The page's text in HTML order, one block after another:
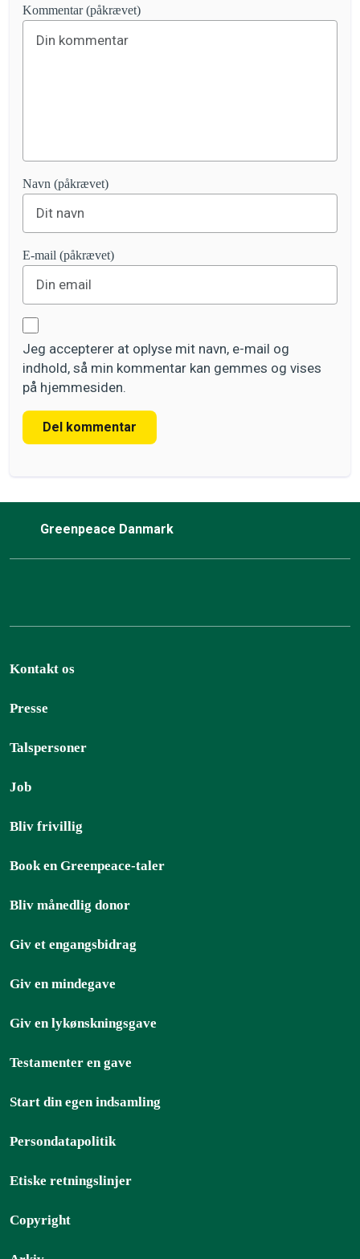
Kommentar (påkrævet)
Navn (påkrævet)
E-mail (påkrævet)
Jeg accepterer at oplyse mit navn, e-mail og
indhold, så min kommentar kan gemmes og vises
på hjemmesiden.
Del kommentar
Greenpeace Danmark
Kontakt os
Presse
Talspersoner
Job
Bliv frivillig
Book en Greenpeace-taler
Bliv månedlig donor
Giv et engangsbidrag
Giv en mindegave
Giv en lykønskningsgave
Testamenter en gave
Start din egen indsamling
Persondatapolitik
Etiske retningslinjer
Copyright